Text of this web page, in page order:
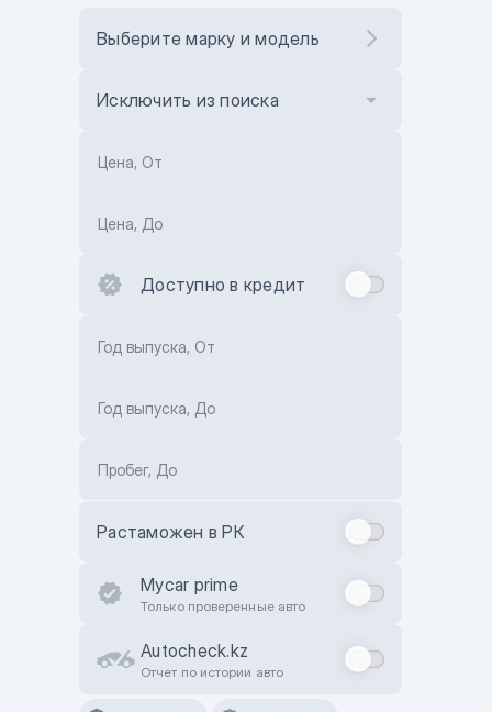
Выберите марку и модель
Исключить из поиска
Цена, От
Цена, До
Доступно в кредит
Год выпуска, От
Год выпуска, До
Пробег, До
Растаможен в РК
Mycar prime
Только проверенные авто
Autocheck.kz
Отчет по истории авто